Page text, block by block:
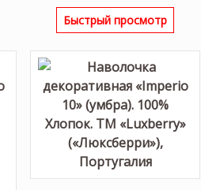
Быстрый просмотр